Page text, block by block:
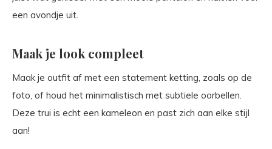
een avondje uit.
Maak je look compleet
Maak je outfit af met een statement ketting, zoals op de
foto, of houd het minimalistisch met subtiele oorbellen.
Deze trui is echt een kameleon en past zich aan elke stijl
aan!